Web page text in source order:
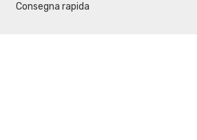
Consegna rapida